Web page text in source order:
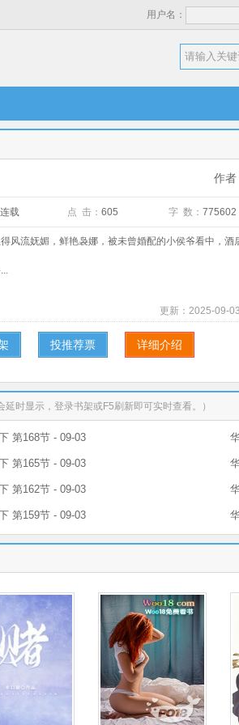
用户名：
作者
连载 点 击： 605 字 数： 775602
流妩媚，鲜艳袅娜，被未曾婚配的小侯爷看中，酒
更新： 2025-09-
投推荐票 详细介绍
延时显示，登录书架或F5刷新即可实时查看。）
第168节 - 09-03
第165节 - 09-03
第162节 - 09-03
第159节 - 09-03